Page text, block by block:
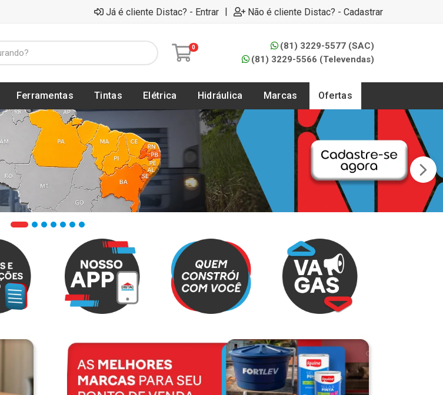
Já é cliente Distac? - Entrar | Não é cliente Distac? - Cadastrar
0
(81) 3229-5577 (SAC)
(81) 3229-5566 (Televendas)
Ferramentas Tintas Elétrica Hidráulica Marcas Ofertas